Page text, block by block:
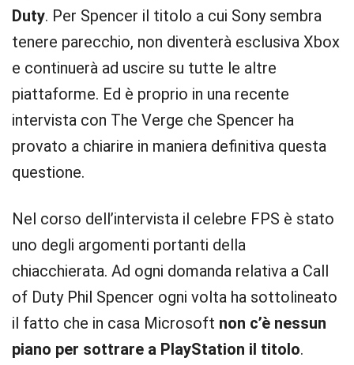
Duty. Per Spencer il titolo a cui Sony sembra
tenere parecchio, non diventerà esclusiva Xbox
e continuerà ad uscire su tutte le altre
piattaforme. Ed è proprio in una recente
intervista con The Verge che Spencer ha
provato a chiarire in maniera definitiva questa
questione.
Nel corso dell’intervista il celebre FPS è stato
uno degli argomenti portanti della
chiacchierata. Ad ogni domanda relativa a Call
of Duty Phil Spencer ogni volta ha sottolineato
il fatto che in casa Microsoft non c’è nessun
piano per sottrare a PlayStation il titolo.